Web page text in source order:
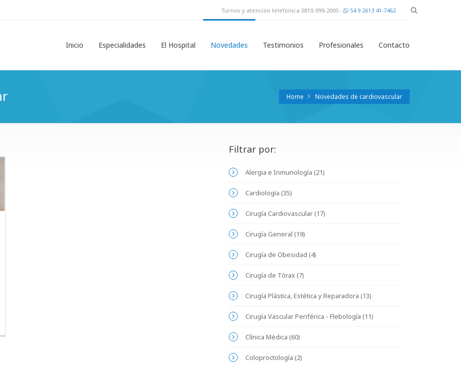
Turnos y atención telefónica 0810-999-2000 - 54 9 2613 41-7462
Inicio Especialidades El Hospital Novedades Testimonios Profesionales Contacto
Home Novedades de cardiovascular
Filtrar por:
Alergia e Inmunología (21)
Cardiología (35)
Cirugía Cardiovascular (17)
Cirugía General (19)
Cirugía de Obesidad (4)
Cirugía de Tórax (7)
Cirugía Plástica, Estética y Reparadora (13)
Cirugía Vascular Periférica - Flebología (11)
Clínica Médica (60)
Coloproctología (2)